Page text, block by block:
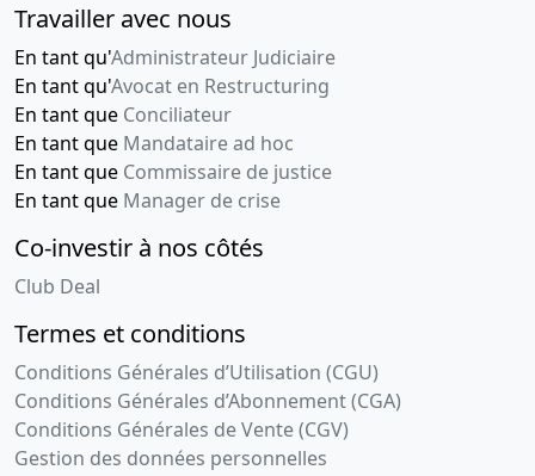
Travailler avec nous
En tant qu'Administrateur Judiciaire
En tant qu'Avocat en Restructuring
En tant que Conciliateur
En tant que Mandataire ad hoc
En tant que Commissaire de justice
En tant que Manager de crise
Co-investir à nos côtés
Club Deal
Termes et conditions
Conditions Générales d’Utilisation (CGU)
Conditions Générales d’Abonnement (CGA)
Conditions Générales de Vente (CGV)
Gestion des données personnelles